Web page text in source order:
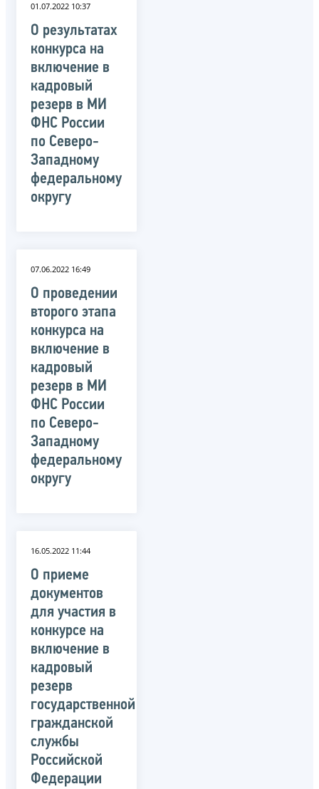
01.07.2022 10:37
О результатах
конкурса на
включение в
кадровый
резерв в МИ
ФНС России
по Северо-
Западному
федеральному
округу
07.06.2022 16:49
О проведении
второго этапа
конкурса на
включение в
кадровый
резерв в МИ
ФНС России
по Северо-
Западному
федеральному
округу
16.05.2022 11:44
О приеме
документов
для участия в
конкурсе на
включение в
кадровый
резерв
государственной
гражданской
службы
Российской
Федерации